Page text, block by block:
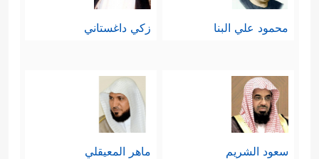
محمود علي البنا زكي داغستاني
سعود الشريم ماهر المعيقلي